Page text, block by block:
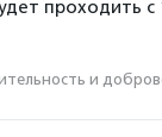
проходить с
и